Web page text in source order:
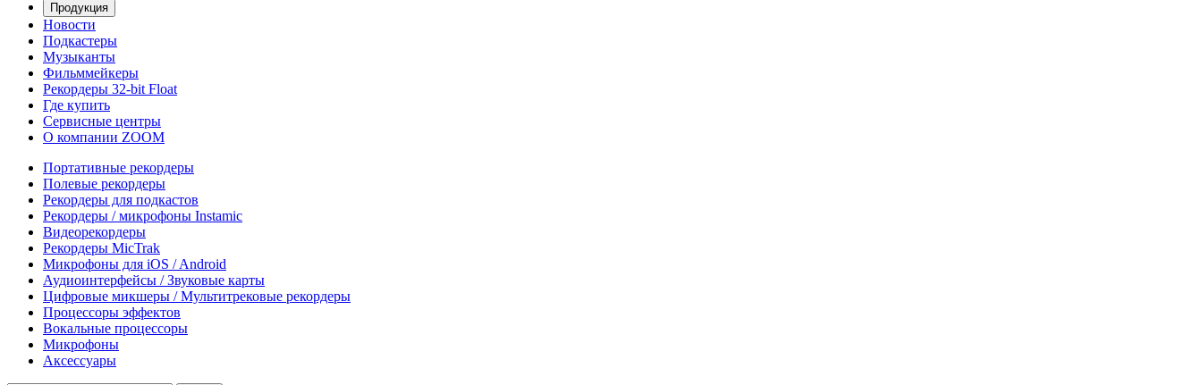
Продукция
Новости
Подкастеры
Музыканты
Фильммейкеры
Рекордеры 32-bit Float
Где купить
Сервисные центры
О компании ZOOM
Портативные рекордеры
Полевые рекордеры
Рекордеры для подкастов
Рекордеры / микрофоны Instamic
Видеорекордеры
Рекордеры MicTrak
Микрофоны для iOS / Android
Аудиоинтерфейсы / Звуковые карты
Цифровые микшеры / Мультитрековые рекордеры
Процессоры эффектов
Вокальные процессоры
Микрофоны
Аксессуары